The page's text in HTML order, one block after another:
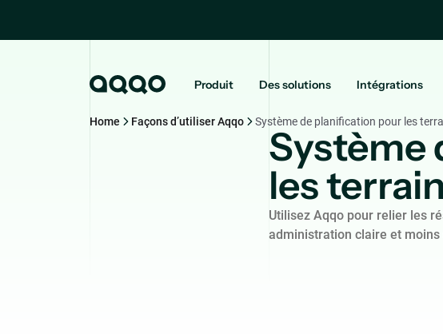
Produit Des solutions Intégrations
Home Façons d’utiliser Aqqo Système de planification pour les
Système
les
Utilisez Aqqo pour relier les
administration claire et moins